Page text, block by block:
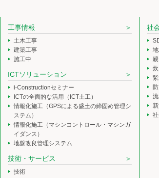
工事情報
土木工事
建築工事
施工中
ICTソリューション
i-Constructionセミナー
ICTの全面的な活用（ICT土工）
情報化施工（GPSによる盛土の締固め管理シ
ステム）
情報化施工（マシンコントロール・マシンガ
イダンス）
地盤改良管理システム
技術・サービス
技術
社